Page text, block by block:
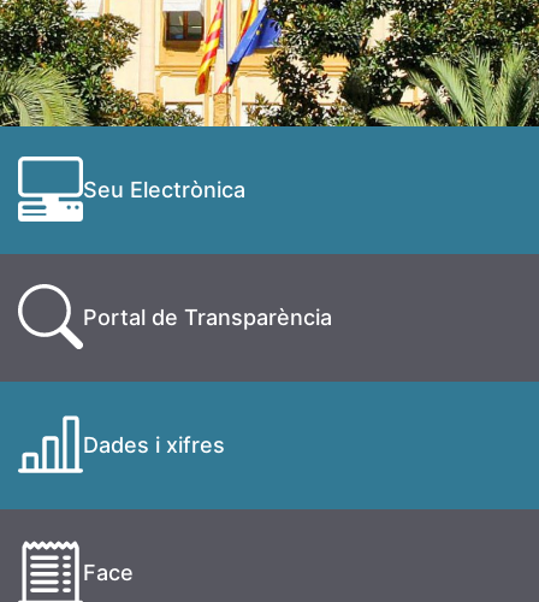
Seu Electrònica
Portal de Transparència
Dades i xifres
Face